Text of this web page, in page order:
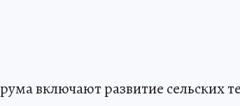
включают развитие сельских